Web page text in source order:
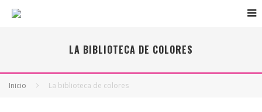
LA BIBLIOTECA DE COLORES
Inicio La biblioteca de colores